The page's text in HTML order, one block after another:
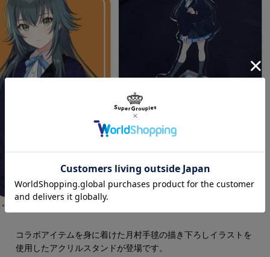
コラボアイテムを身に着けた月村手毬の描き下ろしイラストを
使用したアクリルスタンドが登場です。